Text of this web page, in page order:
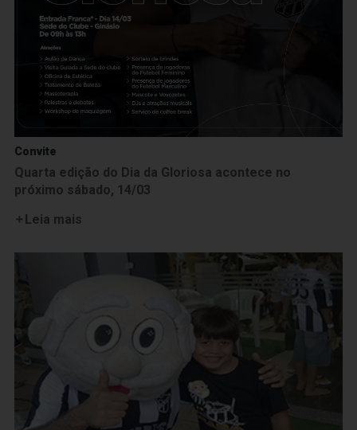
Convite
Quarta edição do Dia da Gloriosa acontece no
próximo sábado, 14/03
Leia mais